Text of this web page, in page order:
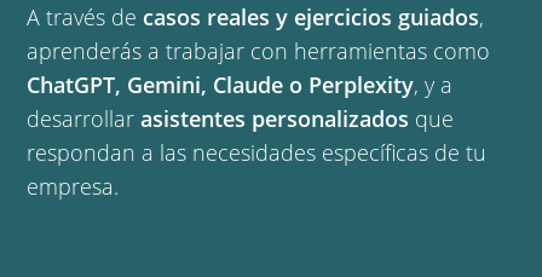
A través de casos reales y ejercicios guiados,
aprenderás a trabajar con herramientas como
ChatGPT, Gemini, Claude o Perplexity, y a
desarrollarasistentes personalizados que
respondan a las necesidades específicas de tu
empresa.